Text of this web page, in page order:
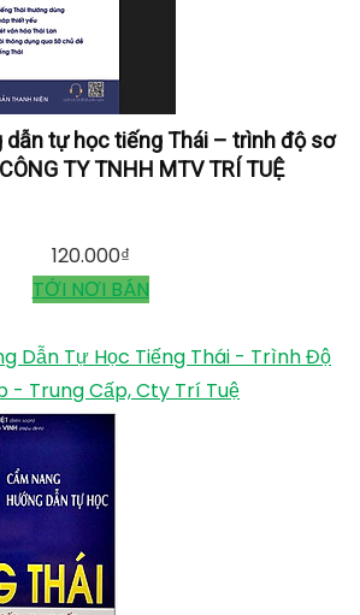
dẫn tự học tiếng Thái – trình độ sơ
TY TNHH MTV TRÍ TUỆ
120.000₫
TỚI NƠI BÁN
Dẫn Tự Học Tiếng Thái - Trình Độ
- Trung Cấp, Cty Trí Tuệ